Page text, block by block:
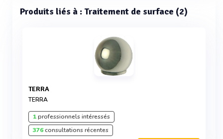
Produits liés à : Traitement de surface (2)
TERRA
TERRA
1professionnels intéressés
376consultations récentes